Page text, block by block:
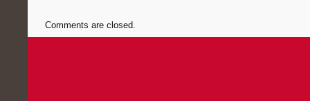
Comments are closed.